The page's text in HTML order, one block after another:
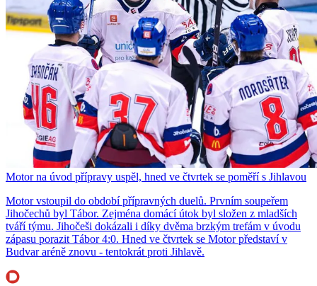
Motor na úvod přípravy uspěl, hned ve čtvrtek se poměří s Jihlavou
Motor vstoupil do období přípravných duelů. Prvním soupeřem
Jihočechů byl Tábor. Zejména domácí útok byl složen z mladších
tváří týmu. Jihočeši dokázali i díky dvěma brzkým trefám v úvodu
zápasu porazit Tábor 4:0. Hned ve čtvrtek se Motor představí v
Budvar aréně znovu - tentokrát proti Jihlavě.